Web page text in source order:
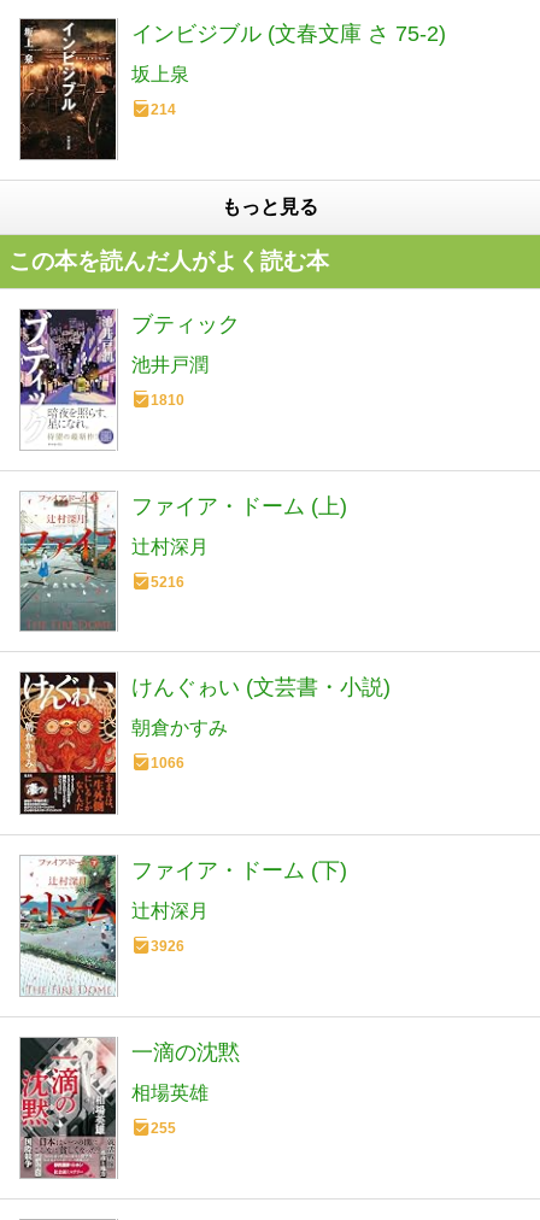
インビジブル (文春文庫 さ 75-2)
坂上泉
214
もっと見る
この本を読んだ人がよく読む本
ブティック
池井戸潤
1810
ファイア・ドーム (上)
辻村深月
5216
けんぐゎい (文芸書・小説)
朝倉かすみ
1066
ファイア・ドーム (下)
辻村深月
3926
一滴の沈黙
相場英雄
255